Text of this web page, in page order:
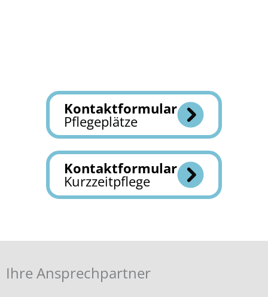
Kontaktformular
Pflegeplätze
Kontaktformular
Kurzzeitpflege
Ihre Ansprechpartner